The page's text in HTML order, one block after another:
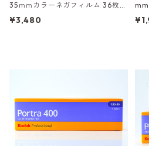
35ｍｍカラーネガフィルム 36枚撮
り (K027)
¥3,480
mm